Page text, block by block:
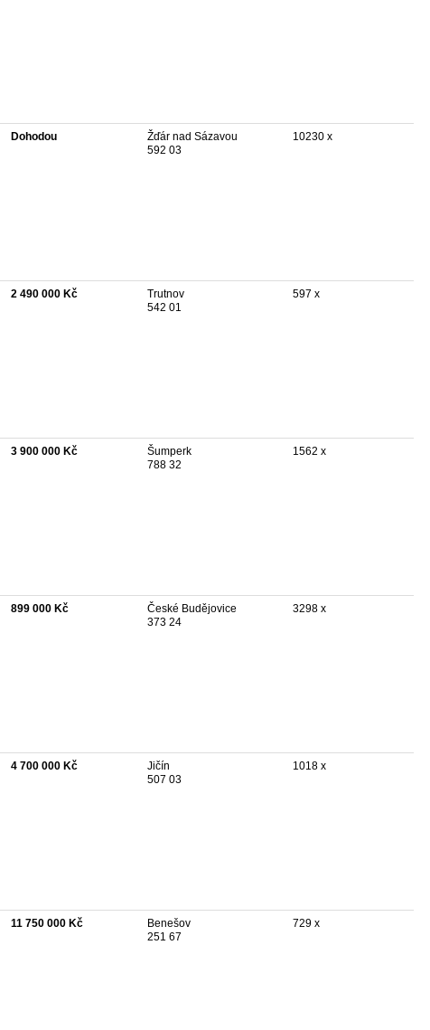
Dohodou
Žďár nad Sázavou
592 03
10230 x
2 490 000 Kč
Trutnov
542 01
597 x
3 900 000 Kč
Šumperk
788 32
1562 x
899 000 Kč
České Budějovice
373 24
3298 x
4 700 000 Kč
Jičín
507 03
1018 x
11 750 000 Kč
Benešov
251 67
729 x